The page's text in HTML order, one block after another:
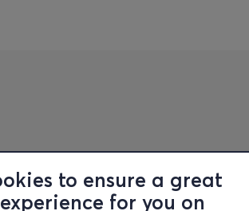
to ensure a great
for you on